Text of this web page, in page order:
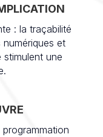
: la traçabilité
et
stimulent une